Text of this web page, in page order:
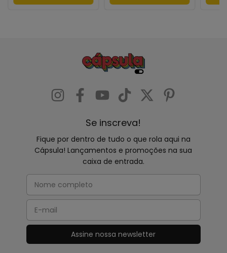
Se inscreva!
Fique por dentro de tudo o que rola aqui na
Cápsula! Lançamentos e promoções na sua
caixa de entrada.